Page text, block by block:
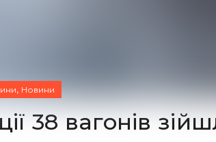
, Новини
38 вагонів